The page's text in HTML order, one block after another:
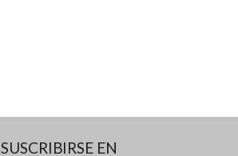
SUSCRIBIRSE EN